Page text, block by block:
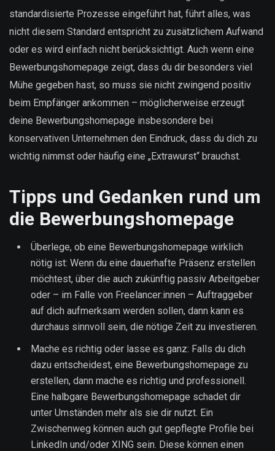
standardisierte Prozesse eingeführt hat, führt alles, was
nicht diesem Standard entspricht zu zusätzlichem Aufwand
oder es wird einfach nicht berücksichtigt. Auch wenn eine
Bewerbungshomepage zeigt, dass du dir besonders viel
Mühe gegeben hast, so muss sie nicht zwingend positiv
beim Empfänger ankommen – möglicherweise erzeugt
deine Bewerbungshomepage insbesondere bei
konservativen Unternehmen den Eindruck, dass du dich zu
wichtig nimmst oder häufig eine „Extrawurst“ brauchst.
Tipps und Gedanken rund um
die Bewerbungshomepage
Überlege, ob eine Bewerbungshomepage wirklich
nötig ist: Wenn du eine dauerhafte Präsenz erstellen
möchtest, über die auch zukünftig passiv Arbeitgeber
oder – im Falle von Freelancer:innen – Auftraggeber
auf dich aufmerksam werden sollen, dann kann es
durchaus sinnvoll sein, die nötige Zeit zu investieren.
Mache es richtig oder lasse es ganz: Falls du dich
dazu entscheidest, eine Bewerbungshomepage zu
erstellen, dann mache es richtig und professionell.
Eine halbgare Bewerbungshomepage schadet dir
unter Umständen mehr als sie dir nutzt. Ein
Zwischenweg können auch gut gepflegte Profile bei
LinkedIn und/oder XING sein. Diese können einen